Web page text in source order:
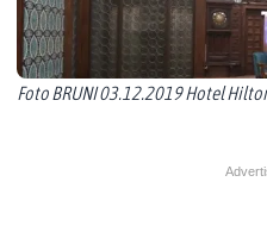
Foto BRUNI 03.12.2019 Hotel